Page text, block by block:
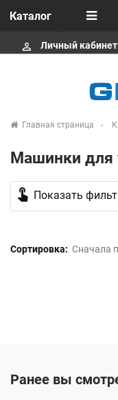
Каталог
Отзывы
+375 291646666
msa333
info@gpsnavi.by
perm_identity Личный
Главная страница
Машинки для
touch_app Показать
Сортировка: Сначала
Ранее вы